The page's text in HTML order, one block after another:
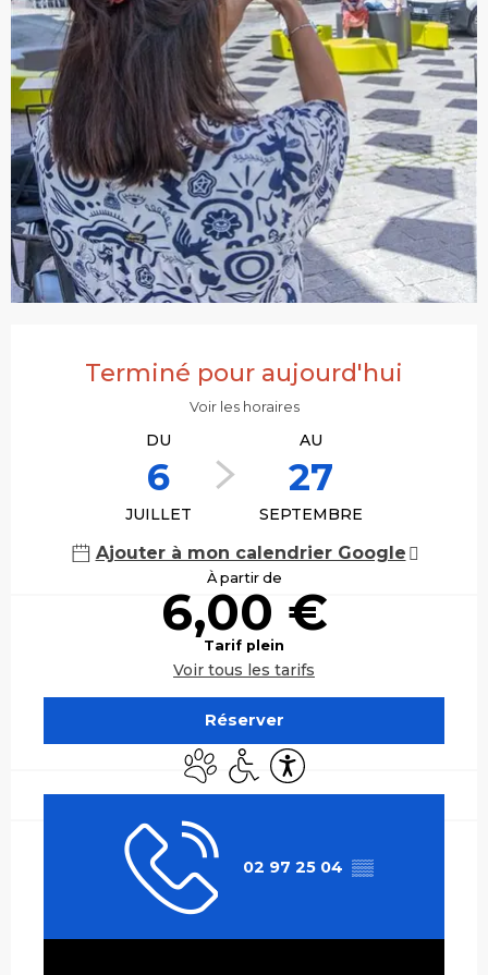
Terminé pour aujourd'hui
Voir les horaires
DU
6
JUILLET
AU
27
SEPTEMBRE
Ajouter à mon calendrier Google
À partir de
6,00 €
Tarif plein
Voir tous les tarifs
Réserver
Animaux acceptés
Accès handicapés
Accessibilité
02 97 25 04 ▒▒